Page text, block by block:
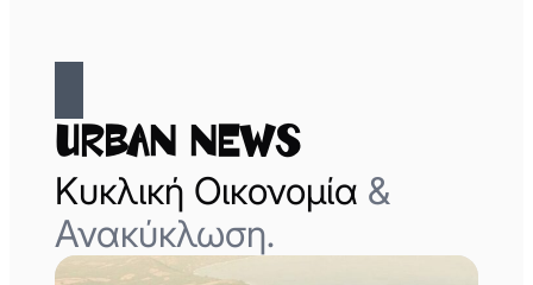
Urban News
Κυκλική Οικονομία &
Ανακύκλωση.